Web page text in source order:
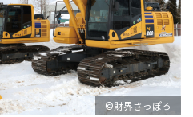
©財界さっぽろ